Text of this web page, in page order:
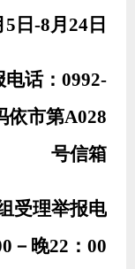
5 日 -8月 24日
话： 0992-
依市第A028
号信箱
受理举报电
－晚22 ： 00